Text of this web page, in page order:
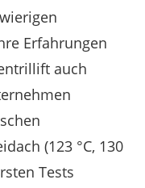
Erfahrungen
auch
(123 °C, 130
Tests